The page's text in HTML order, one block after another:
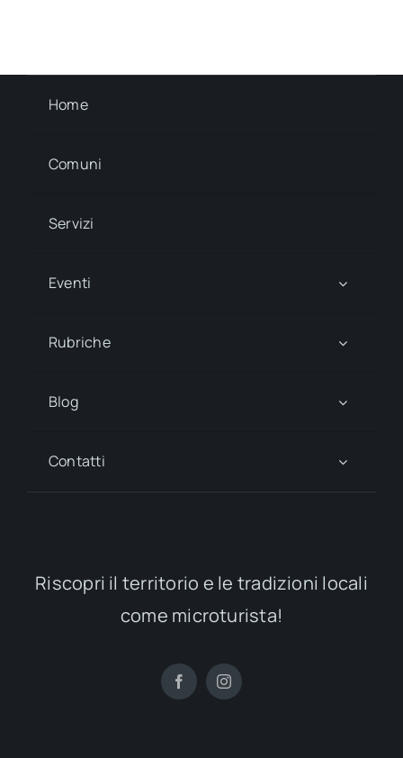
Home
Comuni
Servizi
Eventi
Rubriche
Blog
Contatti
Riscopri il territorio e le tradizioni locali
come microturista!